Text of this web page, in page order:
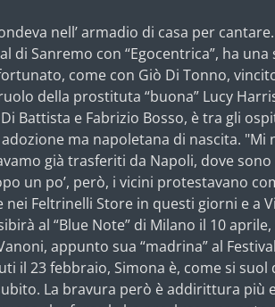
nell’ armadio di casa per
di Sanremo con “Egocentrica”, ha
come con Giò Di Tonno,
ruolo della prostituta “buona” Lucy
Battista e Fabrizio Bosso, è tra gli
ma napoletana di nascita.
già trasferiti da Napoli, dove
un po’, però, i vicini protestavano
Feltrinelli Store in questi giorni e a
al “Blue Note” di Milano il 10
appunto sua “madrina” al
il 23 febbraio, Simona è, come si
La bravura però è addirittura